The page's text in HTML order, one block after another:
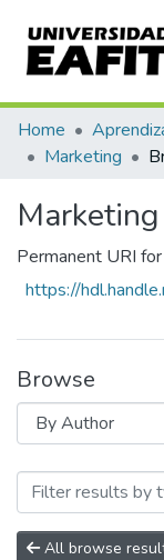
Communities &
All of DSpace
Home
Marketing
Marketing
Permanent URI
https://
Browse
Browsing
All browse